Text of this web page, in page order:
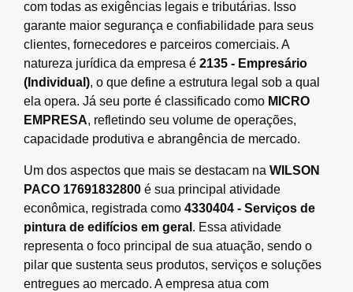
com todas as exigências legais e tributárias. Isso
garante maior segurança e confiabilidade para seus
clientes, fornecedores e parceiros comerciais. A
natureza jurídica da empresa é 2135 - Empresário
(Individual), o que define a estrutura legal sob a qual
ela opera. Já seu porte é classificado como MICRO
EMPRESA, refletindo seu volume de operações,
capacidade produtiva e abrangência de mercado.
Um dos aspectos que mais se destacam na WILSON
PACO 17691832800 é sua principal atividade
econômica, registrada como 4330404 - Serviços de
pintura de edifícios em geral . Essa atividade
representa o foco principal de sua atuação, sendo o
pilar que sustenta seus produtos, serviços e soluções
entregues ao mercado. A empresa atua com